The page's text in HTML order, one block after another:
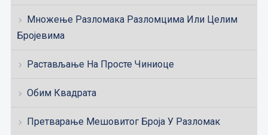
Множење Разломака Разломцима Или Целим
Бројевима
Растављање На Просте Чиниоце
Обим Квадрата
Претварање Мешовитог Броја У Разломак